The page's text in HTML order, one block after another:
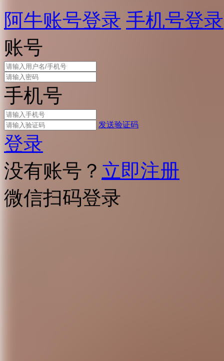
阿牛账号登录 手机号登录
账号
手机号
发送验证码
登录
没有账号？ 立即注册
微信扫码登录